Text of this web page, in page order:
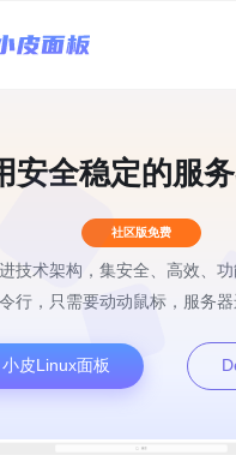
安全稳定的服
社区版免费
技术架构，集安全、高效、
行，只需要动动鼠标，服务
小皮Linux面板